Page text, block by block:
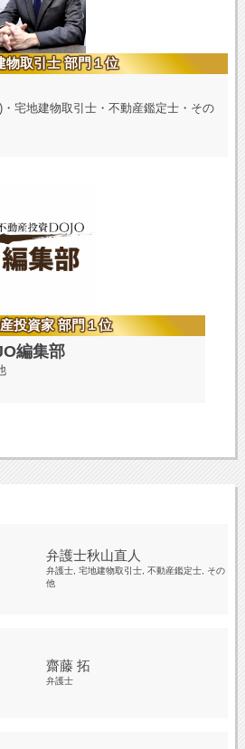
物取引士 部門１位
宅地建物取引士・不動産鑑定士・その
投資家 部門１位
編集部
弁護士秋山直人
弁護士, 宅地建物取引士, 不動産鑑定士, その
他
齋藤 拓
弁護士